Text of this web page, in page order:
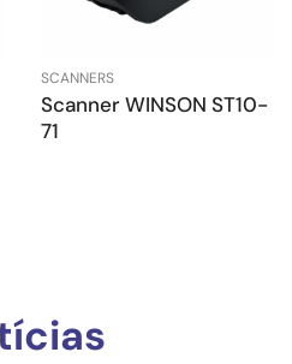
SCANNERS
Scanner WINSON ST10-
71